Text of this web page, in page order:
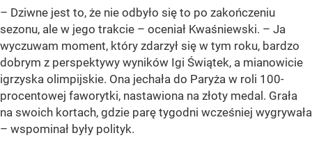
– Dziwne jest to, że nie odbyło się to po zakończeniu
sezonu, ale w jego trakcie – oceniał Kwaśniewski. – Ja
wyczuwam moment, który zdarzył się w tym roku, bardzo
dobrym z perspektywy wyników Igi Świątek, a mianowicie
igrzyska olimpijskie. Ona jechała do Paryża w roli 100-
procentowej faworytki, nastawiona na złoty medal. Grała
na swoich kortach, gdzie parę tygodni wcześniej wygrywała
– wspominał były polityk.